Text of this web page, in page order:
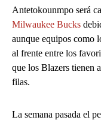
Antetokounmpo será
Milwaukee Bucks
aunque equipos como
al frente entre los
que los Blazers tienen
filas.
La semana pasada el